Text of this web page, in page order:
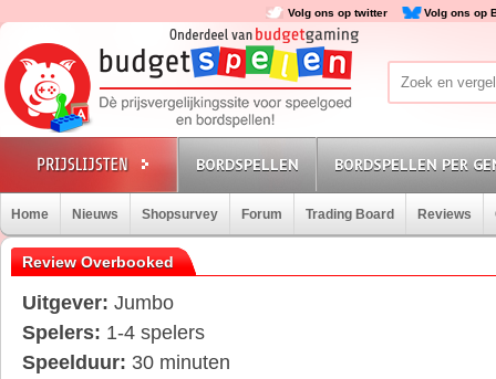
Volg ons op twitter Volg ons op
BORDSPELLEN BORDSPELLEN PER
Home Nieuws Shopsurvey Forum Trading Board Reviews
Review Overbooked
Uitgever: Jumbo
Spelers: 1-4 spelers
Speelduur: 30 minuten